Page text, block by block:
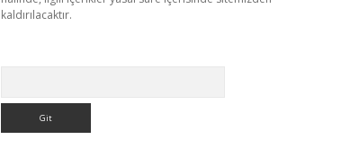
kaldırılacaktır.